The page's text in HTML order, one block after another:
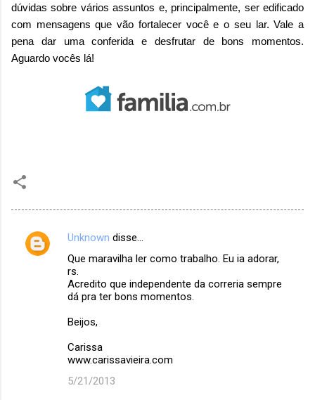
dúvidas sobre vários assuntos e, principalmente, ser edificado
com mensagens que vão fortalecer você e o seu lar. Vale a
pena dar uma conferida e desfrutar de bons momentos.
Aguardo vocês lá!
C
Unknown disse…
Que maravilha ler como trabalho. Eu ia adorar,
rs.
Acredito que independente da correria sempre
dá pra ter bons momentos.
Beijos,
Carissa
www.carissavieira.com
5/21/2013